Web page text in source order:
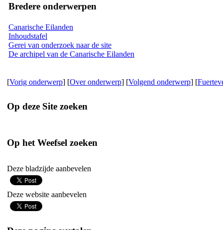
Bredere onderwerpen
Canarische Eilanden
Inhoudstafel
Gerei van onderzoek naar de site
De archipel van de Canarische Eilanden
[Vorig onderwerp] [Over onderwerp] [Volgend onderwerp] [
Op deze Site zoeken
Op het Weefsel zoeken
Deze bladzijde aanbevelen
Deze website aanbevelen